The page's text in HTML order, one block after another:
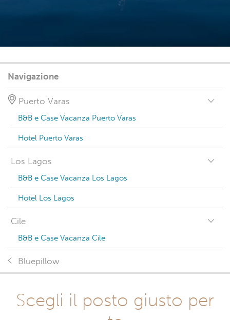
Navigazione
Puerto Varas
B&B e Case Vacanza Puerto Varas
Hotel Puerto Varas
Los Lagos
B&B e Case Vacanza Los Lagos
Hotel Los Lagos
Cile
B&B e Case Vacanza Cile
Bluepillow
Scegli il posto giusto per